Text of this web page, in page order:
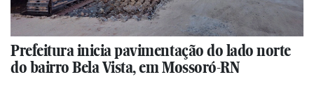
Prefeitura inicia pavimentação do lado norte
do bairro Bela Vista, em Mossoró-RN